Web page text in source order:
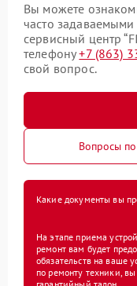
Вы можете
часто
сервисный центр
телефону+7 (863)
свой вопрос.
Вопросы
Какие документы вы
На этапе приема
ремонт вам будет
обязательств на ваше
по ремонту техники,